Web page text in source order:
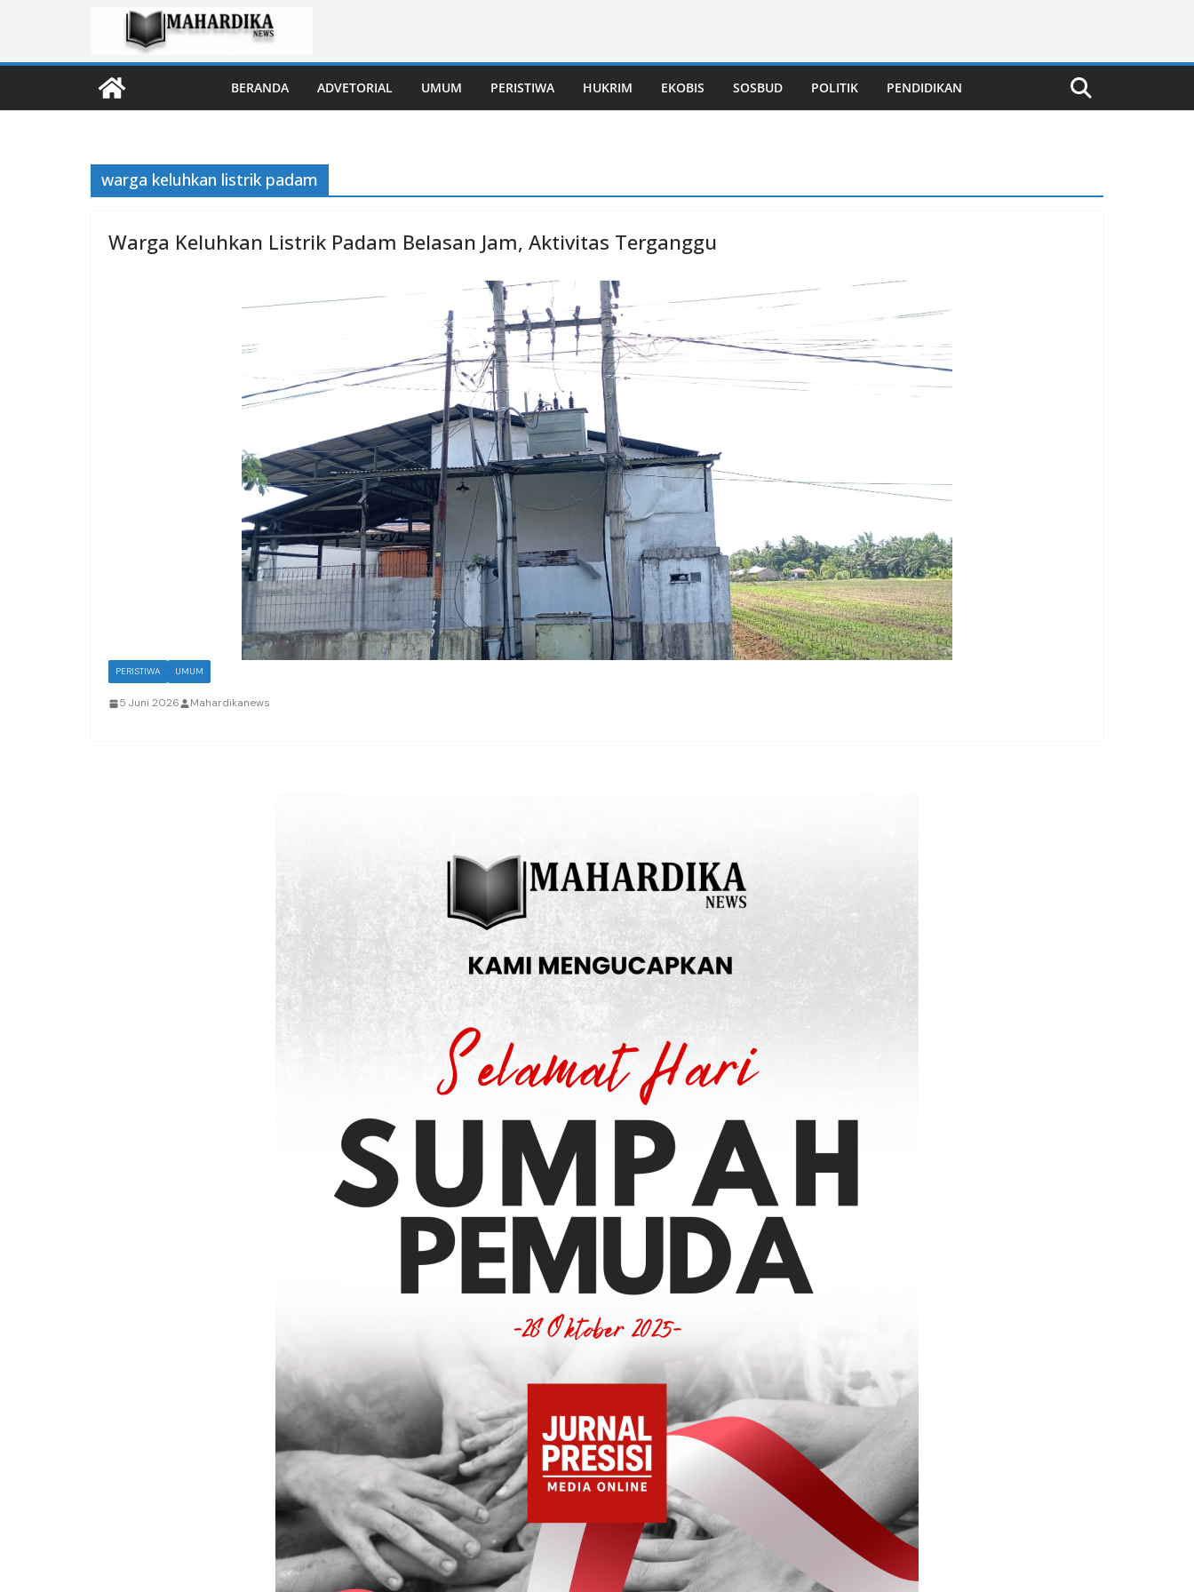
content
BERANDA ADVETORIAL UMUM PERISTIWA HUKRIM EKOBIS SOSBUD POLITIK PENDIDIKAN
warga keluhkan listrik padam
Warga Keluhkan Listrik Padam Belasan Jam, Aktivitas Terganggu
PERISTIWA UMUM
5 Juni 2026 Mahardikanews